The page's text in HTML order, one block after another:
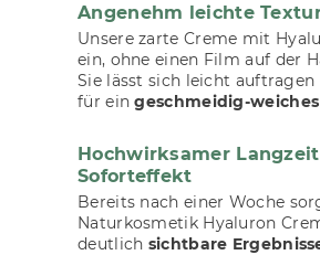
Angenehm leichte
Unsere zarte Creme mit
ein, ohne einen Film auf der
Sie lässt sich leicht
für eingeschmeidig-
Hochwirksamer
Soforteffekt
Bereits nach einer Woche
Naturkosmetik Hyaluron
deutlich sichtbare